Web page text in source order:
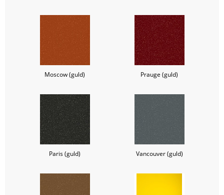
Moscow (guld) Prauge (guld)
Paris (guld) Vancouver (guld)